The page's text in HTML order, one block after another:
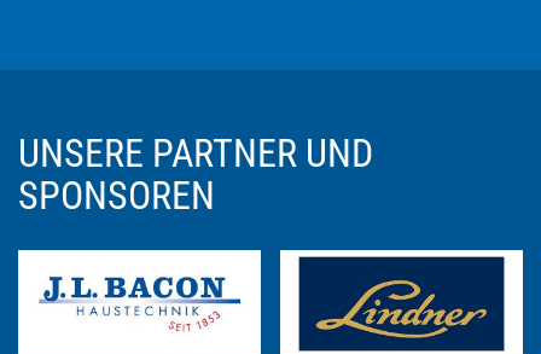
UNSERE PARTNER UND
SPONSOREN